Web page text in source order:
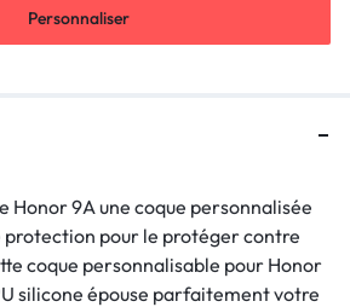
Personnaliser
Honor 9A une coque personnalisée
protection pour le protéger contre
coque personnalisable pour Honor
silicone épouse parfaitement votre